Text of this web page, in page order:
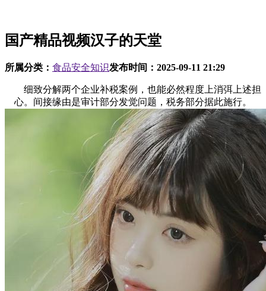
国产精品视频汉子的天堂
所属分类： 食品安全知识发布时间： 2025-09-11 21:29
细致分解两个企业补税案例，也能必然程度上消弭上述担
心。间接缘由是审计部分发觉问题，税务部分据此施行。